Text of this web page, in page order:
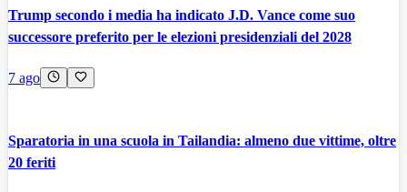
Trump secondo i media ha indicato J.D. Vance come suo
successore preferito per le elezioni presidenziali del 2028
7 ago
Sparatoria in una scuola in Tailandia: almeno due vittime, oltre
20 feriti